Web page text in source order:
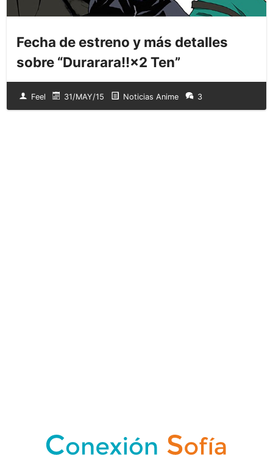
Fecha de estreno y más detalles
sobre “Durarara!!×2 Ten”
Feel 31/MAY/15 Noticias Anime 3